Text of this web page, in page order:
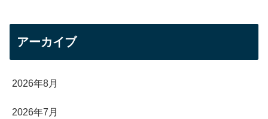
アーカイブ
2026年8月
2026年7月